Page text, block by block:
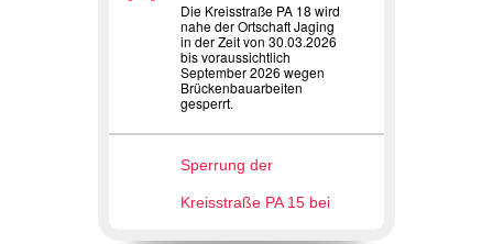
Die Kreisstraße PA 18 wird
nahe der Ortschaft Jaging
in der Zeit von 30.03.2026
bis voraussichtlich
September 2026 wegen
Brückenbauarbeiten
gesperrt.
Sperrung der
Kreisstraße PA 15 bei
Weihmörting